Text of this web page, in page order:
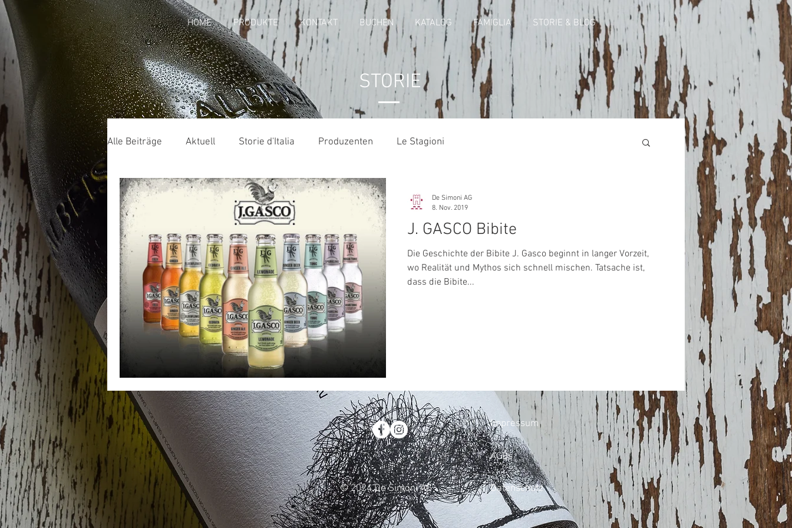
HOME PRODUKTE KONTAKT BUCHEN KATALOG FAMIGLIA STORIE & BLOG
STORIE
Alle Beiträge Aktuell Storie d'Italia Produzenten Le Stagioni
J. GASCO Bibite
Die Geschichte der Bibite J. Gasco beginnt in langer Vorzeit,
wo Realität und Mythos sich schnell mischen. Tatsache ist,
dass die Bibite...
De Simoni AG
8. Nov. 2019
Impressum
AGBs
© 2024 De Simoni AG Datenschutz